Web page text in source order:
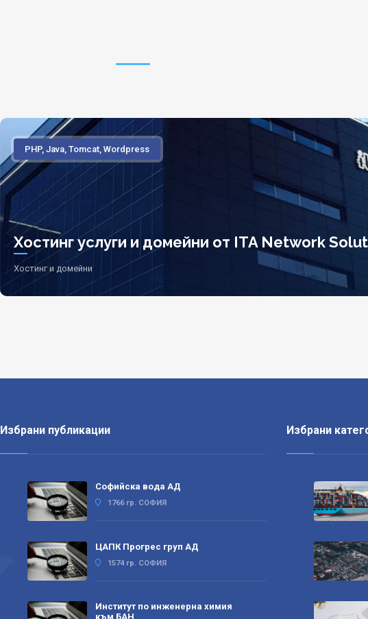
PHP, Java, Tomcat, Wordpress
Хостинг услуги и домейни от ITA Network
Хостинг и домейни
Избрани публикации
Софийска вода АД
1766 гр. СОФИЯ
ЦАПК Прогрес груп АД
1574 гр. СОФИЯ
Институт по инженерна химия
към БАН
Избрани